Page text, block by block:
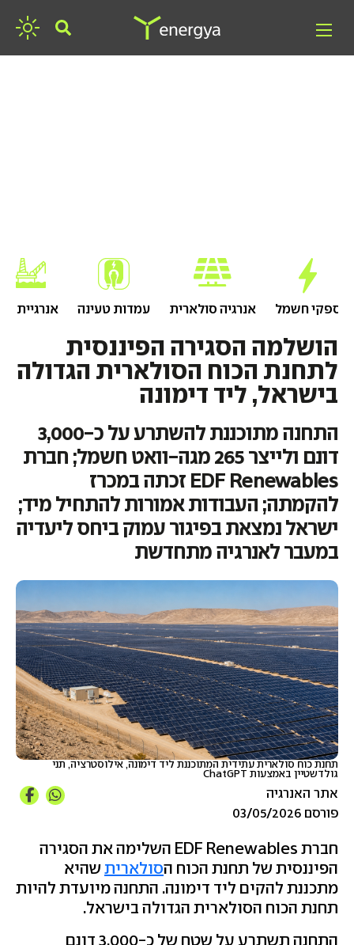
ספקי חשמל אנרגיה סולארית עמדות טעינה אנרגיית גז
הושלמה הסגירה הפיננסית
לתחנת הכוח הסולארית הגדולה
בישראל, ליד דימונה
התחנה מתוכננת להשתרע על כ-3,000
דונם ולייצר 265 מגה-וואט חשמל; חברת
EDF Renewables זכתה במכרז
להקמתה; העבודות אמורות להתחיל מיד;
ישראל נמצאת בפיגור עמוק ביחס ליעדיה
במעבר לאנרגיה מתחדשת
תחנת כוח סולארית עתידית המתוכננת ליד דימונה, אילוסטרציה, תני
גולדשטיין באמצעות ChatGPT
אתר האנרגיה
פורסם 03/05/2026
חברת EDF Renewables השלימה את הסגירה
הפיננסית של תחנת הכוח הסולאריתשהיא
מתכננת להקים ליד דימונה. התחנה מיועדת להיות
תחנת הכוח הסולארית הגדולה בישראל.
התחנה תשתרע על שטח של כ-3,000 דונם